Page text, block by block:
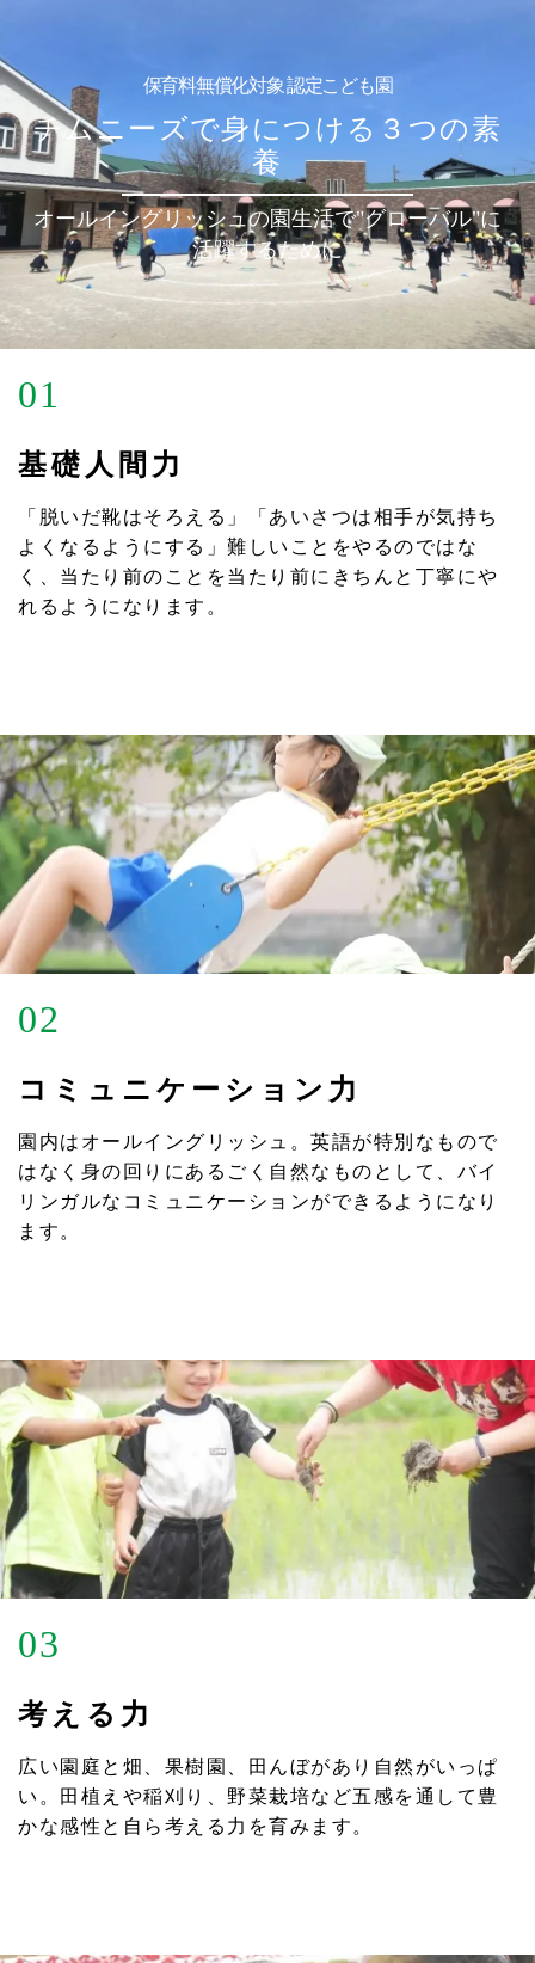
保育料無償化対象 認定こども園
チムニーズで身につける３つの素
養
オールイングリッシュの園生活で"グローバル"に
活躍するために
01
基礎人間力
「脱いだ靴はそろえる」「あいさつは相手が気持ち
よくなるようにする」難しいことをやるのではな
く、当たり前のことを当たり前にきちんと丁寧にや
れるようになります。
02
コミュニケーション力
園内はオールイングリッシュ。英語が特別なもので
はなく身の回りにあるごく自然なものとして、バイ
リンガルなコミュニケーションができるようになり
ます。
03
考える力
広い園庭と畑、果樹園、田んぼがあり自然がいっぱ
い。田植えや稲刈り、野菜栽培など五感を通して豊
かな感性と自ら考える力を育みます。